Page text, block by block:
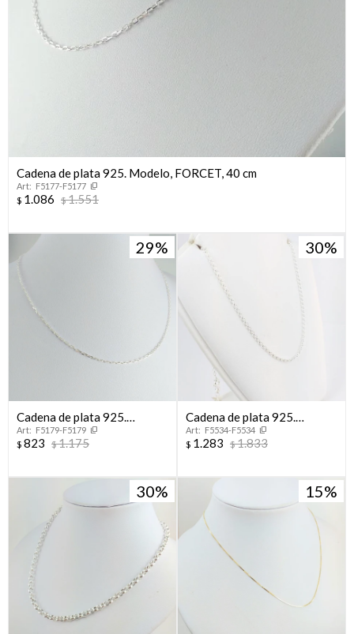
Cadena de plata 925. Modelo, FORCET, 40 cm
F5177-F5177
$ 1.086 $1.551
29
Cadena de plata 925.
Modelo, FORCET, 40 cm.
F5179-F5179
$ 823 $1.175
30
Cadena de plata 925.
Modelo ROLITO, largo
45cm.
F5534-F5534
$ 1.283 $1.833
30 15